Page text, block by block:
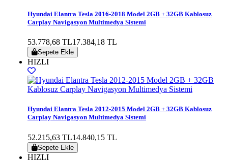
Hyundai Elantra Tesla 2016-2018 Model 2GB + 32GB Kablosuz
Carplay Navigasyon Multimedya Sistemi
53.778,68 TL17.384,18 TL
Sepete Ekle
HIZLI
Hyundai Elantra Tesla 2012-2015 Model 2GB + 32GB Kablosuz
Carplay Navigasyon Multimedya Sistemi
52.215,63 TL14.840,15 TL
Sepete Ekle
HIZLI